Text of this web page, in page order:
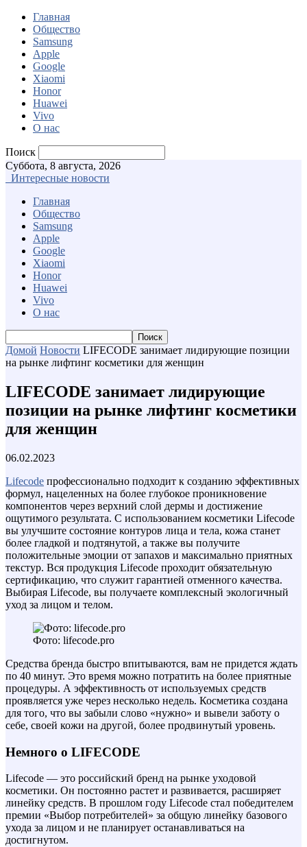
Главная
Общество
Samsung
Apple
Google
Xiaomi
Honor
Huawei
Vivo
О нас
Поиск
Суббота, 8 августа, 2026
Интересные новости
Главная
Общество
Samsung
Apple
Google
Xiaomi
Honor
Huawei
Vivo
О нас
Домой Новости LIFECODE занимает лидирующие позиции
на рынке лифтинг косметики для женщин
LIFECODE занимает лидирующие
позиции на рынке лифтинг косметики
для женщин
06.02.2023
Lifecode профессионально подходит к созданию эффективных
формул, нацеленных на более глубокое проникновение
компонентов через верхний слой дермы и достижение
ощутимого результата. С использованием косметики Lifecode
вы улучшите состояние контуров лица и тела, кожа станет
более гладкой и подтянутой, а также вы получите
положительные эмоции от запахов и максимально приятных
текстур. Вся продукция Lifecode проходит обязательную
сертификацию, что служит гарантией отменного качества.
Выбирая Lifecode, вы получаете комплексный экологичный
уход за лицом и телом.
Фото: lifecode.pro
Средства бренда быстро впитываются, вам не придется ждать
по 40 минут. Это время можно потратить на более приятные
процедуры. А эффективность от используемых средств
проявляется уже через несколько недель. Косметика создана
для того, что вы забыли слово «нужно» и вывели заботу о
себе, своей кожи на другой, более продвинутый уровень.
Немного о LIFECODE
Lifecode — это российский бренд на рынке уходовой
косметики. Он постоянно растет и развивается, расширяет
линейку средств. В прошлом году Lifecode стал победителем
премии «Выбор потребителей» за общую линейку базового
ухода за лицом и не планирует останавливаться на
достигнутом.